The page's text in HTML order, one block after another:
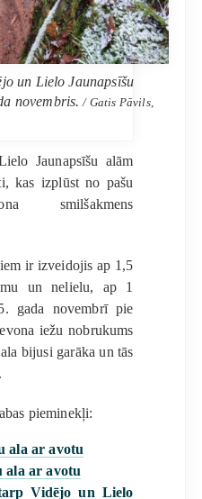
un Lielo Jaunapsīšu
novembris./ Gatis Pāvils,
Jaunapsīšu alām
kas izplūst no pašu
smilšakmens
ir izveidojis ap 1,5
un nelielu, ap 1
gada novembrī pie
iežu nobrukums
bijusi garāka un tās
pieminekļi:
ala ar avotu
ala ar avotu
Vidējo un Lielo